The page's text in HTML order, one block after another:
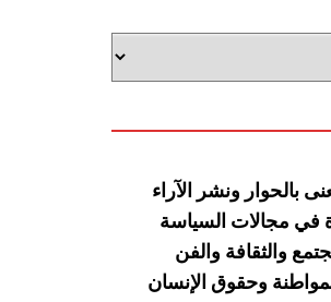
بالحوار ونشر
الآراء
في مجالات السياسة
والثقافة والفن
وحقوق الإنسان